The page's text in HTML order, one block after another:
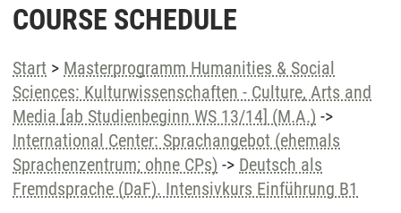
COURSE SCHEDULE
Start > Masterprogramm Humanities & Social
Sciences: Kulturwissenschaften - Culture, Arts and
Media [ab Studienbeginn WS 13/14] (M.A.) ->
International Center: Sprachangebot (ehemals
Sprachenzentrum; ohne CPs) -> Deutsch als
Fremdsprache (DaF). Intensivkurs Einführung B1